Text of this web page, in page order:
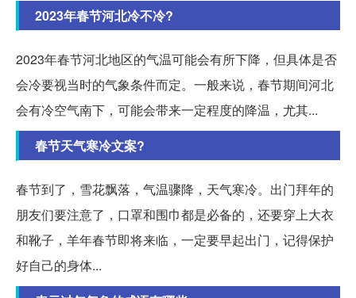
2023年春节河北冷不冷?
2023年春节河北地区的气温可能会有所下降，但具体是否
会冷要视当时的气象条件而定。一般来说，春节期间河北
会有冷空气南下，可能会带来一定程度的降温，尤其...
春节天气寒冷文案?
春节到了，雪花飘落，气温骤降，天气寒冷。出门拜年的
朋友们要注意了，口罩和围巾都是必备的，还要穿上大衣
和靴子，羊年春节即将来临，一定要早起出门，记得保护
好自己的身体...